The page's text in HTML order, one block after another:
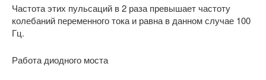
Частота этих пульсаций в 2 раза превышает частоту
колебаний переменного тока и равна в данном случае 100
Гц.
Работа диодного моста